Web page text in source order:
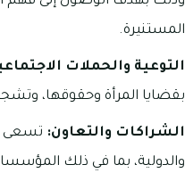
المستنيرة.
التوعية والحملات
بقضايا المرأة وحقوقها،
الشراكات والتعاون: تسعى
والدولية، بما في ذلك